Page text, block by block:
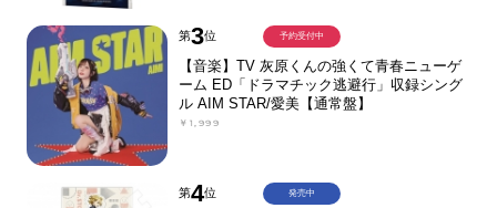
第3位
【音楽】TV 灰原くんの強くて青春ニューゲ
ーム ED「ドラマチック逃避行」収録シング
ル AIM STAR/愛美【通常盤】
￥1,999
予約受付中
第4位 発売中